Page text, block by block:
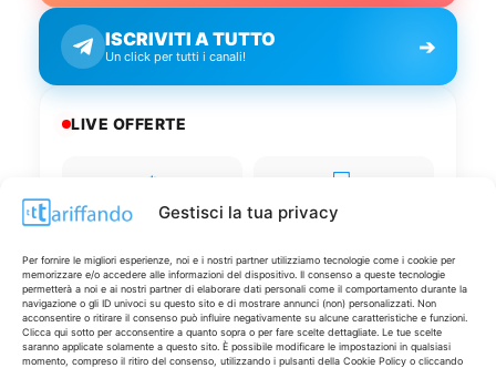
Gestisci la tua privacy
Per fornire le migliori esperienze, noi e i nostri partner utilizziamo tecnologie come i cookie per
memorizzare e/o accedere alle informazioni del dispositivo. Il consenso a queste tecnologie
permetterà a noi e ai nostri partner di elaborare dati personali come il comportamento durante la
navigazione o gli ID univoci su questo sito e di mostrare annunci (non) personalizzati. Non
acconsentire o ritirare il consenso può influire negativamente su alcune caratteristiche e funzioni.
Clicca qui sotto per acconsentire a quanto sopra o per fare scelte dettagliate. Le tue scelte
saranno applicate solamente a questo sito. È possibile modificare le impostazioni in qualsiasi
momento, compreso il ritiro del consenso, utilizzando i pulsanti della Cookie Policy o cliccando
ISCRIVITI A TUTTO
Un click per tutti i canali! ➔
LIVE OFFERTE
🔥 💻
🛒
Spesa
👗
Moda
🏠
Casa
💎
Extra